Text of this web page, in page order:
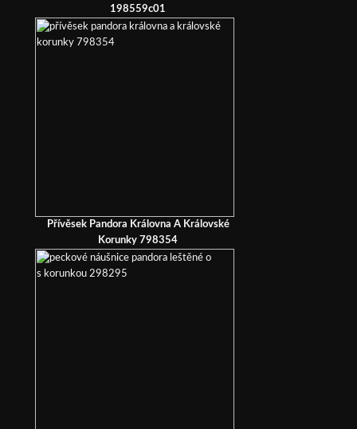
198559c01
Přívěsek Pandora Královna A Královské
Korunky 798354